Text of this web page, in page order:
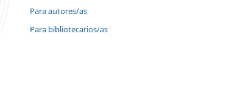
Para autores/as
Para bibliotecarios/as